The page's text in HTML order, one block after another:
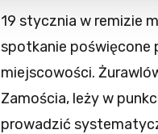
19 stycznia w remizie
spotkanie poświęcone
miejscowości.
Zamościa, leży w
prowadzić